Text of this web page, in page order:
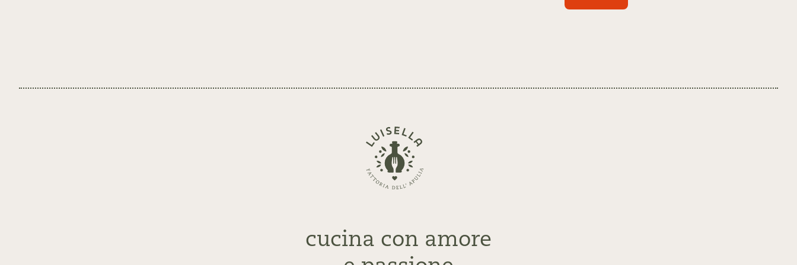
Zurück
zur
Startseite
cucina con amore